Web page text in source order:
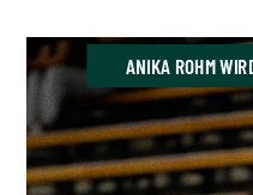
ANIKA ROHM